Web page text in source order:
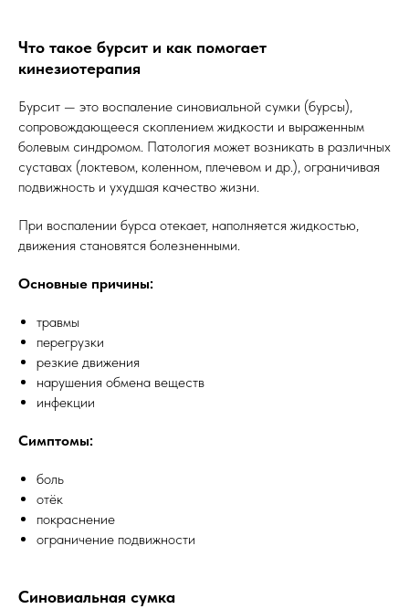
Что такое бурсит и как помогает
кинезиотерапия
Бурсит — это воспаление синовиальной сумки (бурсы),
сопровождающееся скоплением жидкости и выраженным
болевым синдромом. Патология может возникать в различных
суставах (локтевом, коленном, плечевом и др.), ограничивая
подвижность и ухудшая качество жизни.
При воспалении бурса отекает, наполняется жидкостью,
движения становятся болезненными.
Основные причины:
травмы
перегрузки
резкие движения
нарушения обмена веществ
инфекции
Симптомы:
боль
отёк
покраснение
ограничение подвижности
Синовиальная сумка